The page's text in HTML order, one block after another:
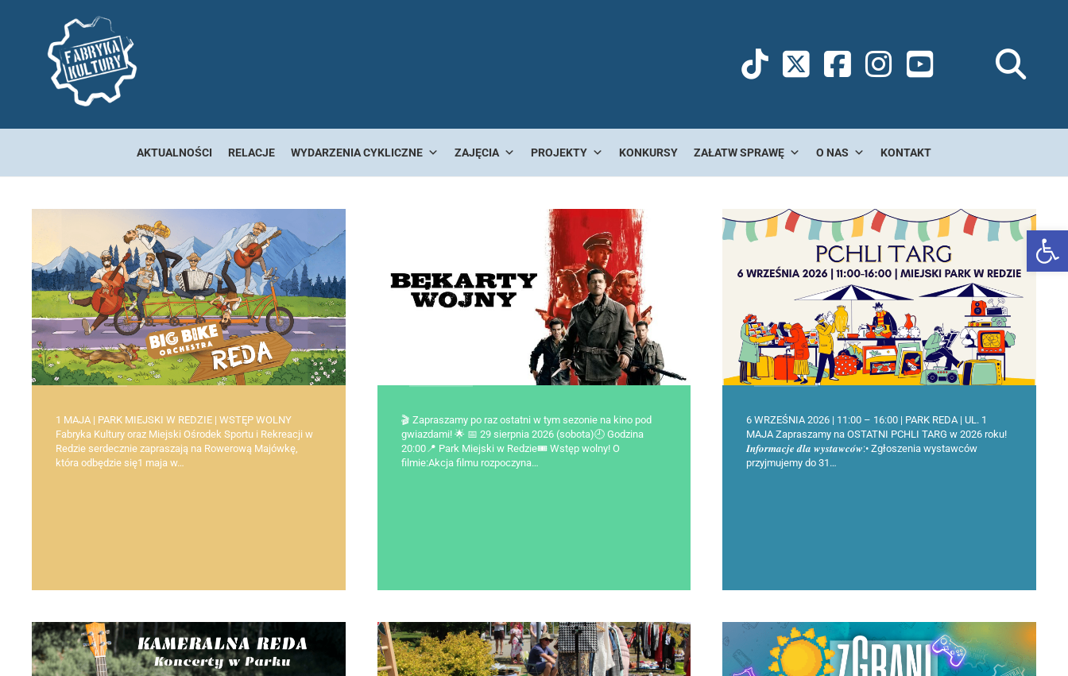
AKTUALNOŚCI RELACJE WYDARZENIA CYKLICZNE ZAJĘCIA PROJEKTY KONKURSY ZAŁATW SPRAWĘ O NAS KONTAKT
1 MAJA | PARK MIEJSKI W REDZIE | WSTĘP WOLNY
Fabryka Kultury oraz Miejski Ośrodek Sportu i Rekreacji w
Redzie serdecznie zapraszają na Rowerową Majówkę,
która odbędzie się1 maja w…
🎬 Zapraszamy po raz ostatni w tym sezonie na kino pod
gwiazdami! 🌟 📅 29 sierpnia 2026 (sobota)🕘 Godzina
20:00📍 Park Miejski w Redzie🎟 Wstęp wolny! O
filmie:Akcja filmu rozpoczyna…
6 WRZEŚNIA 2026 | 11:00 – 16:00 | PARK REDA | UL. 1
MAJA Zapraszamy na OSTATNI PCHLI TARG w 2026 roku!
𝑰𝒏𝒇𝒐𝒓𝒎𝒂𝒄𝒋𝒆 𝒅𝒍𝒂 𝒘𝒚𝒔𝒕𝒂𝒘𝒄𝒐́𝒘:• Zgłoszenia wystawców
przyjmujemy do 31…